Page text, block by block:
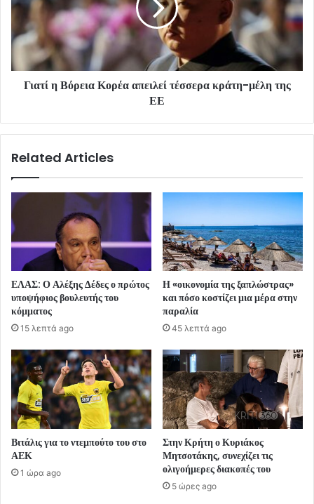
Γιατί η Βόρεια Κορέα απειλεί τέσσερα κράτη-μέλη της
ΕΕ
Related Articles
ΕΛΑΣ: Ο Αλέξης Δέδες ο πρώτος
υποψήφιος βουλευτής του
κόμματος
15 λεπτά ago
Η «οικονομία της ξαπλώστρας»
και πόσο κοστίζει μια μέρα στην
παραλία
45 λεπτά ago
Βιτάλις για το ντεμπούτο του στο
ΑΕΚ
1 ώρα ago
Στην Κρήτη ο Κυριάκος
Μητσοτάκης, συνεχίζει τις
ολιγοήμερες διακοπές του
5 ώρες ago